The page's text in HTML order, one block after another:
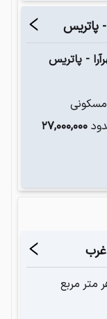
- پاتریس
- پاتریس
۲۷,۰۰۰,۰۰۰
متر مربع